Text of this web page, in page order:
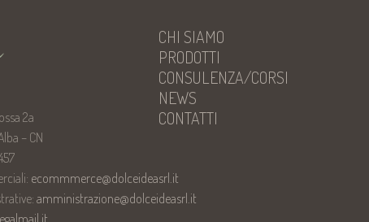
2a
– CN
ecommmerce@dolceideasrl.it
amministrazione@dolceideasrl.it
CHI SIAMO
PRODOTTI
CONSULENZA/CORSI
NEWS
CONTATTI